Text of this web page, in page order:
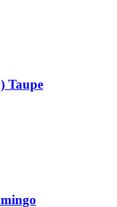
Taupe